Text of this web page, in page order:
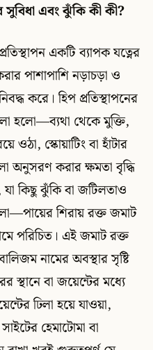
সুবিধা এবং ঝুঁকি কী কী?
একটি ব্যাপক যত্নের
পাশাপাশি নড়াচড়া ও
করে। হিপ প্রতিস্থাপনের
হলো—ব্যথা থেকে মুক্তি,
ওঠা, স্কোয়াটিং বা হাঁটার
অনুসরণ করার ক্ষমতা বৃদ্ধি
যা কিছু ঝুঁকি বা জটিলতাও
শিরায় রক্ত জমাট
পরিচিত। এই জমাট রক্ত
নামের অবস্থার সৃষ্টি
স্থানে বা জয়েন্টের মধ্যে
ঢিলা হয়ে যাওয়া,
হেমাটোমা বা